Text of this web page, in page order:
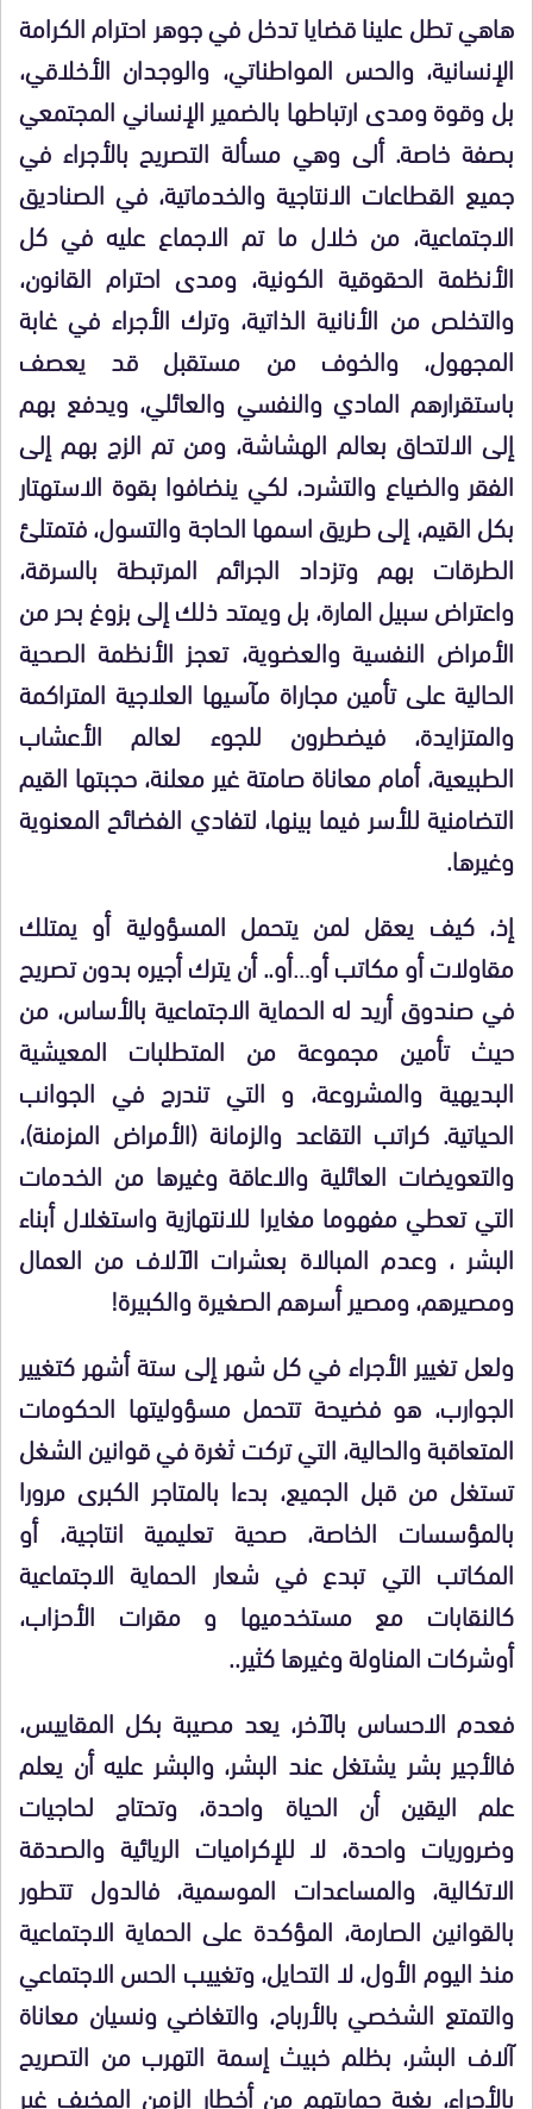
هاهي تطل علينا قضايا تدخل في جوهر احترام الكرامة
الإنسانية، والحس المواطناتي، والوجدان الأخلاقي،
بل وقوة ومدى ارتباطها بالضمير الإنساني المجتمعي
بصفة خاصة. ألى وهي مسألة التصريح بالأجراء في
جميع القطاعات الانتاجية والخدماتية، في الصناديق
الاجتماعية، من خلال ما تم الاجماع عليه في كل
الأنظمة الحقوقية الكونية، ومدى احترام القانون،
والتخلص من الأنانية الذاتية، وترك الأجراء في غابة
المجهول، والخوف من مستقبل قد يعصف
باستقرارهم المادي والنفسي والعائلي، ويدفع بهم
إلى الالتحاق بعالم الهشاشة، ومن تم الزج بهم إلى
الفقر والضياع والتشرد، لكي ينضافوا بقوة الاستهتار
بكل القيم، إلى طريق اسمها الحاجة والتسول، فتمتلئ
الطرقات بهم وتزداد الجرائم المرتبطة بالسرقة،
واعتراض سبيل المارة، بل ويمتد ذلك إلى بزوغ بحر من
الأمراض النفسية والعضوية، تعجز الأنظمة الصحية
الحالية على تأمين مجاراة مآسيها العلاجية المتراكمة
والمتزايدة، فيضطرون للجوء لعالم الأعشاب
الطبيعية، أمام معاناة صامتة غير معلنة، حجبتها القيم
التضامنية للأسر فيما بينها، لتفادي الفضائح المعنوية
وغيرها.
إذ، كيف يعقل لمن يتحمل المسؤولية أو يمتلك
مقاولات أو مكاتب أو…أو.. أن يترك أجيره بدون تصريح
في صندوق أريد له الحماية الاجتماعية بالأساس، من
حيث تأمين مجموعة من المتطلبات المعيشية
البديهية والمشروعة، و التي تندرج في الجوانب
الحياتية. كراتب التقاعد والزمانة (الأمراض المزمنة)،
والتعويضات العائلية والاعاقة وغيرها من الخدمات
التي تعطي مفهوما مغايرا للانتهازية واستغلال أبناء
البشر ، وعدم المبالاة بعشرات الآلاف من العمال
ومصيرهم، ومصير أسرهم الصغيرة والكبيرة!
ولعل تغيير الأجراء في كل شهر إلى ستة أشهر كتغيير
الجوارب، هو فضيحة تتحمل مسؤوليتها الحكومات
المتعاقبة والحالية، التي تركت ثغرة في قوانين الشغل
تستغل من قبل الجميع، بدءا بالمتاجر الكبرى مرورا
بالمؤسسات الخاصة، صحية تعليمية انتاجية، أو
المكاتب التي تبدع في شعار الحماية الاجتماعية
كالنقابات مع مستخدميها و مقرات الأحزاب،
أوشركات المناولة وغيرها كثير..
فعدم الاحساس بالآخر، يعد مصيبة بكل المقاييس،
فالأجير بشر يشتغل عند البشر، والبشر عليه أن يعلم
علم اليقين أن الحياة واحدة، وتحتاج لحاجيات
وضروريات واحدة، لا للإكراميات الريائية والصدقة
الاتكالية، والمساعدات الموسمية، فالدول تتطور
بالقوانين الصارمة، المؤكدة على الحماية الاجتماعية
منذ اليوم الأول، لا التحايل، وتغييب الحس الاجتماعي
والتمتع الشخصي بالأرباح، والتغاضي ونسيان معاناة
آلاف البشر، بظلم خبيث إسمة التهرب من التصريح
بالأجراء، بغية حمايتهم من أخطار الزمن المخيف غير